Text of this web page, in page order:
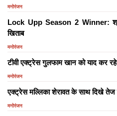
मनोरंजन
Lock Upp Season 2 Winner:
खिताब
मनोरंजन
टीवी एक्ट्रेस गुलफाम खान को याद कर
मनोरंजन
एक्ट्रेस मल्लिका शेरावत के साथ दिखे तेज
मनोरंजन